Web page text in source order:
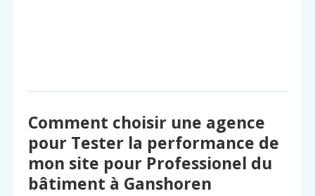
Comment choisir une agence
pour Tester la performance de
mon site pour Professionel du
bâtiment à Ganshoren